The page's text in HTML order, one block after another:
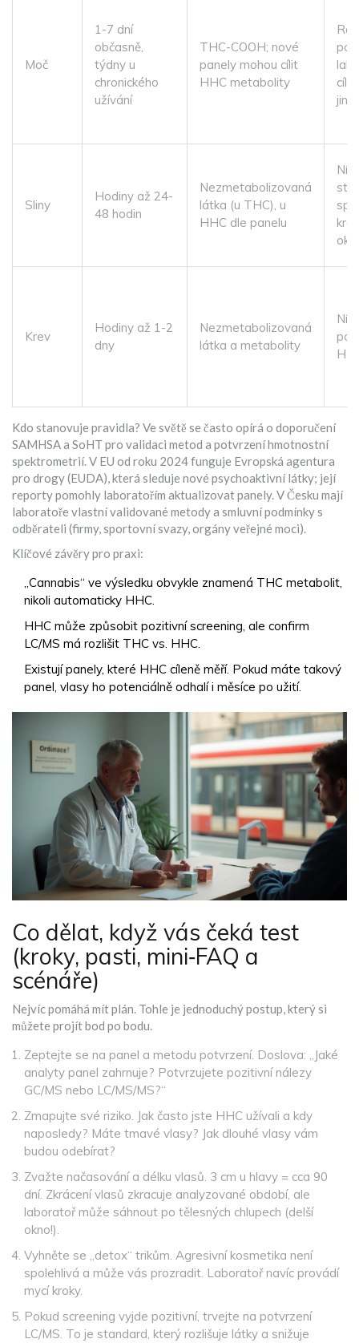
Moč
1-7 dní
občasně,
týdny u
chronického
užívání
THC-COOH; nové
panely mohou cílit
HHC metabolity
cílí
Sliny
Hodiny až 24-
48 hodin
Nezmetabolizovaná
látka (u THC), u
HHC dle panelu
spíš
Krev
Hodiny až 1-2
dny
Nezmetabolizovaná
látka a metabolity
Kdo stanovuje pravidla? Ve světě se často opírá o doporučení
SAMHSA a SoHT pro validaci metod a potvrzení hmotnostní
spektrometrií. V EU od roku 2024 funguje Evropská agentura
pro drogy (EUDA), která sleduje nové psychoaktivní látky; její
reporty pomohly laboratořím aktualizovat panely. V Česku mají
laboratoře vlastní validované metody a smluvní podmínky s
odběrateli (firmy, sportovní svazy, orgány veřejné moci).
Klíčové závěry pro praxi:
„Cannabis“ ve výsledku obvykle znamená THC metabolit,
nikoli automaticky HHC.
HHC může způsobit pozitivní screening, ale confirm
LC/MS má rozlišit THC vs. HHC.
Existují panely, které HHC cíleně měří. Pokud máte takový
panel, vlasy ho potenciálně odhalí i měsíce po užití.
Co dělat, když vás čeká test
(kroky, pasti, mini‑FAQ a
scénáře)
Nejvíc pomáhá mít plán. Tohle je jednoduchý postup, který si
můžete projít bod po bodu.
Zeptejte se na panel a metodu potvrzení. Doslova: „Jaké
analyty panel zahrnuje? Potvrzujete pozitivní nálezy
GC/MS nebo LC/MS/MS?“
Zmapujte své riziko. Jak často jste HHC užívali a kdy
naposledy? Máte tmavé vlasy? Jak dlouhé vlasy vám
budou odebírat?
Zvažte načasování a délku vlasů. 3 cm u hlavy = cca 90
dní. Zkrácení vlasů zkracuje analyzované období, ale
laboratoř může sáhnout po tělesných chlupech (delší
okno!).
Vyhněte se „detox“ trikům. Agresivní kosmetika není
spolehlivá a může vás prozradit. Laboratoř navíc provádí
mycí kroky.
Pokud screening vyjde pozitivní, trvejte na potvrzení
LC/MS. To je standard, který rozlišuje látky a snižuje